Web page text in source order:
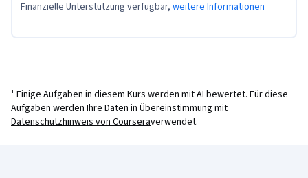
Finanzielle Unterstützung verfügbar, weitere Informationen
¹ Einige Aufgaben in diesem Kurs werden mit AI bewertet. Für diese
Aufgaben werden Ihre Daten in Übereinstimmung mit
Datenschutzhinweis von Courseraverwendet.